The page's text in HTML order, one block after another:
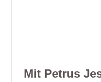
Mit Petrus